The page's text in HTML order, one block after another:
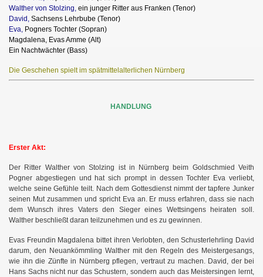
Walther von Stolzing, ein junger Ritter aus Franken (Tenor)
David, Sachsens Lehrbube (Tenor)
Eva, Pogners Tochter (Sopran)
Magdalena, Evas Amme (Alt)
Ein Nachtwächter (Bass)
Die Geschehen spielt im spätmittelalterlichen Nürnberg
HANDLUNG
Erster Akt:
Der Ritter Walther von Stolzing ist in Nürnberg beim Goldschmied Veith
Pogner abgestiegen und hat sich prompt in dessen Tochter Eva verliebt,
welche seine Gefühle teilt. Nach dem Gottesdienst nimmt der tapfere Junker
seinen Mut zusammen und spricht Eva an. Er muss erfahren, dass sie nach
dem Wunsch ihres Vaters den Sieger eines Wettsingens heiraten soll.
Walther beschließt daran teilzunehmen und es zu gewinnen.
Evas Freundin Magdalena bittet ihren Verlobten, den Schusterlehrling David
darum, den Neuankömmling Walther mit den Regeln des Meistergesangs,
wie ihn die Zünfte in Nürnberg pflegen, vertraut zu machen. David, der bei
Hans Sachs nicht nur das Schustern, sondern auch das Meistersingen lernt,